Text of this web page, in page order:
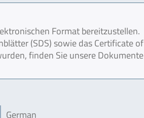
Format bereitzustellen.
(SDS) sowie das Certificate of
finden Sie unsere Dokumente
German